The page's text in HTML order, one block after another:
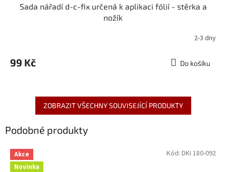
Sada nářadí d-c-fix určená k aplikaci fólií - stěrka a
nožík
2-3 dny
99 Kč Do košíku
ZOBRAZIT VŠECHNY SOUVISEJÍCÍ PRODUKTY
Podobné produkty
Akce
Novinka
Kód: DKI 180-092